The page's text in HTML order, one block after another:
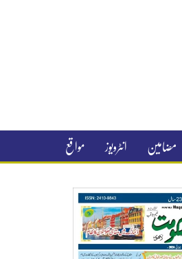
مضامین انٹرویوز مواقع